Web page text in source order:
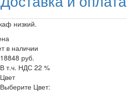
низкий.
в наличии
18848 руб.
В т.ч. НДС 22 %
Цвет
Выберите Цвет: